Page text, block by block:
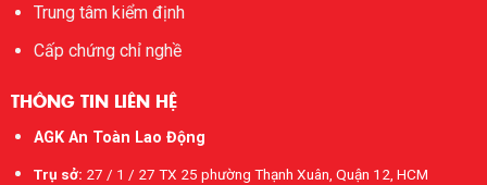
Trung tâm kiểm định
Cấp chứng chỉ nghề
THÔNG TIN LIÊN HỆ
AGK An Toàn Lao Động
Trụ sở: 27 / 1 / 27 TX 25 phường Thạnh Xuân, Quận 12, HCM